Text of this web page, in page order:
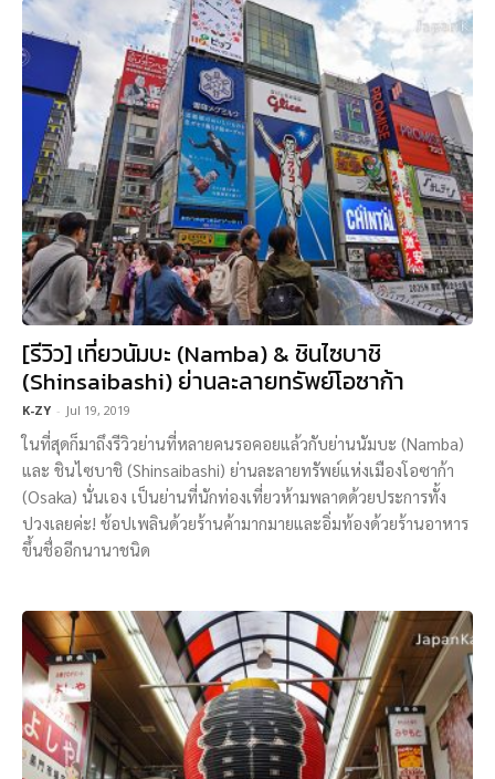
[รีวิว] เที่ยวนัมบะ (Namba) & ชินไซบาชิ
(Shinsaibashi) ย่านละลายทรัพย์โอซาก้า
K-ZY - Jul 19, 2019
ในที่สุดก็มาถึงรีวิวย่านที่หลายคนรอคอยแล้วกับย่านนัมบะ (Namba)
และ ชินไซบาชิ (Shinsaibashi) ย่านละลายทรัพย์แห่งเมืองโอซาก้า
(Osaka) นั่นเอง เป็นย่านที่นักท่องเที่ยวห้ามพลาดด้วยประการทั้ง
ปวงเลยค่ะ! ช้อปเพลินด้วยร้านค้ามากมายและอิ่มท้องด้วยร้านอาหาร
ขึ้นชื่ออีกนานาชนิด